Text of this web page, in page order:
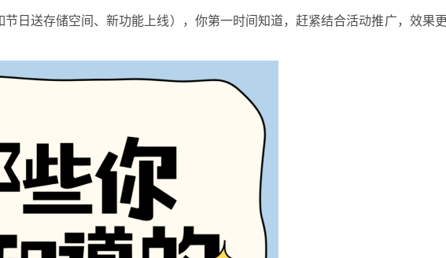
日送存储空间、新功能上线），你第一时间知道，赶紧结合活动推广，效果